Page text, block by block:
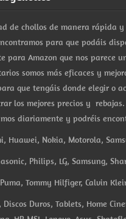
de chollos de manera rápida
para que podáis
para Amazon que nos
somos más eficaces y
que tengáis donde elegir o
los mejores precios y rebajas.
diariamente y podréis
Huawei, Nokia, Motorola,
Philips, LG, Samsung,
Tommy Hilfiger, Calvin
Duros, Tablets, Home